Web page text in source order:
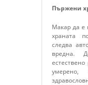
Пържени
Макар да е
храната
следва
вредна.